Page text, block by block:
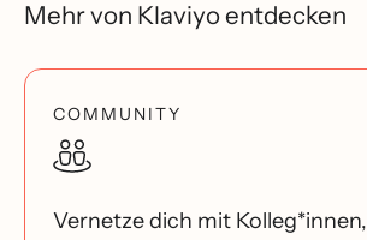
Mehr von Klaviyo entdecken
COMMUNITY
Vernetze dich mit Kolleg*innen,